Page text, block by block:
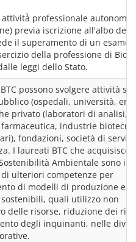
attività̀ professionale autonoma
previa iscrizione all'albo dei
il superamento di un esame
della professione di
possono svolgere attività
(ospedali, università,
privato (laboratori di analisi,
industrie
fondazioni, società di servizi
I laureati BTC che
Ambientale sono in
di ulteriori competenze per
di modelli di produzione e
quali utilizzo non
delle risorse, riduzione dei
degli inquinanti, nelle